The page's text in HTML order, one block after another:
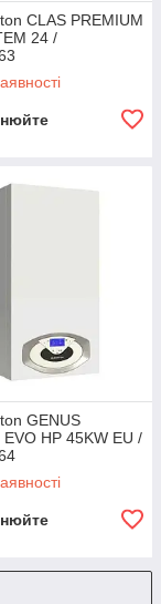
CLAS PREMIUM
24 /
GENUS
EVO HP 45KW EU /